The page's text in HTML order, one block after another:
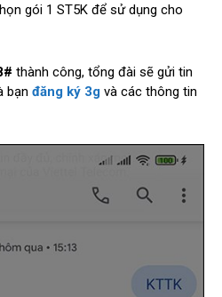
gói 1 ST5K để sử dụng cho
thành công, tổng đài sẽ gửi tin
bạn đăng ký 3g và các thông tin